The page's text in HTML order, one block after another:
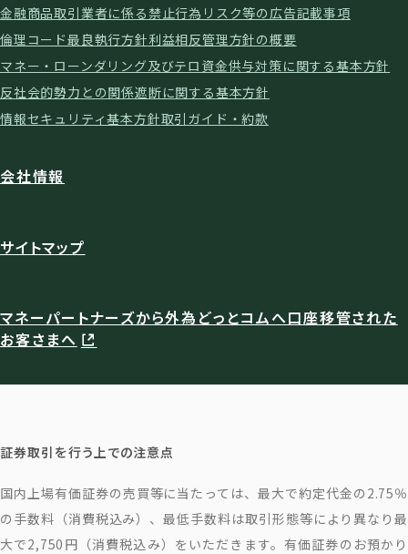
金融商品取引業者に係る禁止行為 リスク等の広告記載事項
倫理コード最良執行方針利益相反管理方針の概要
マネー・ローンダリング及びテロ資金供与対策に関する基本方針
反社会的勢力との関係遮断に関する基本方針
情報セキュリティ基本方針取引ガイド・約款
会社情報
サイトマップ
マネーパートナーズから外為どっとコムへ口座移管された
お客さまへ
証券取引を行う上での注意点
国内上場有価証券の売買等に当たっては、最大で約定代金の2.75％
の手数料（消費税込み）、最低手数料は取引形態等により異なり最
大で2,750円（消費税込み）をいただきます。有価証券のお預かり